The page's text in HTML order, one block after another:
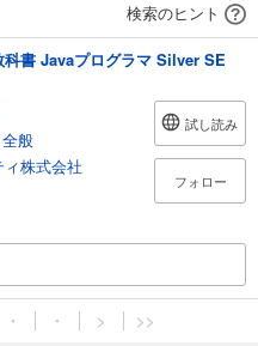
検索のヒント
科書 Javaプログラマ Silver SE
全般
株式会社
試し読み
フォロー
・ ・ > >>